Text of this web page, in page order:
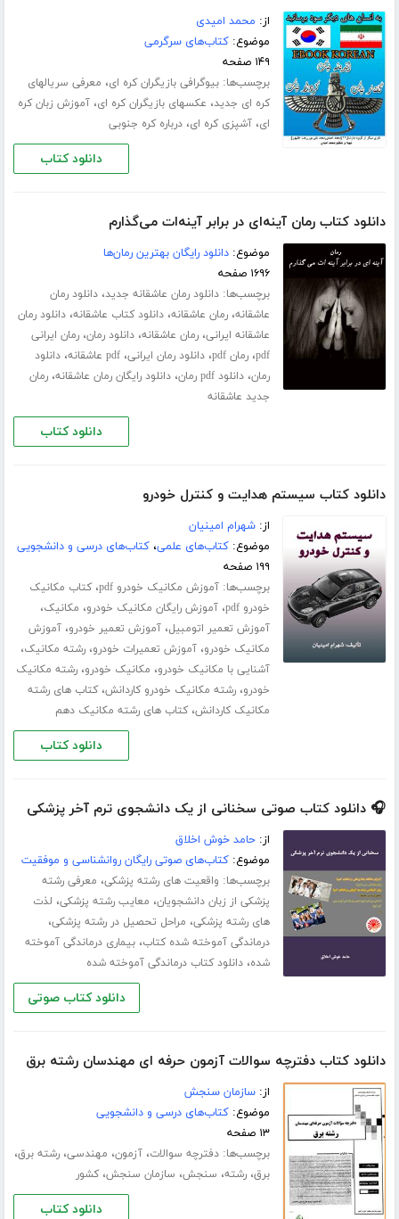
از: محمد امیدی
موضوع:کتاب‌های سرگرمی
۱۴۹ صفحه
برچسب‌ها:بیوگرافی بازیگران کره ای، معرفی سریالهای
کره ای جدید، عکسهای بازیگران کره ای،آموزش زبان کره
ای،آشپزی کره ای،درباره کره جنوبی
دانلود کتاب
دانلود کتاب رمان آینه‌ای در برابر آینه‌ات می‌گذارم
موضوع:دانلود رایگان بهترین رمان‌ها
۱۶۹۶ صفحه
برچسب‌ها:دانلود رمان عاشقانه جدید،دانلود رمان
عاشقانه،رمان عاشقانه،دانلود کتاب عاشقانه،دانلود رمان
عاشقانه ایرانی،رمان عاشقانه،دانلود رمان،رمان ایرانی
pdf،رمان pdf ،دانلود رمان ایرانی،pdf عاشقانه ،دانلود
رمان،دانلود pdf رمان ،دانلود رایگان رمان عاشقانه،رمان
جدید عاشقانه
دانلود کتاب
دانلود کتاب سیستم هدایت و کنترل خودرو
از:شهرام امینیان
موضوع:کتاب‌های علمی،کتاب‌های درسی و دانشجویی
۱۹۹ صفحه
برچسب‌ها:آموزش مکانیک خودرو pdf ،کتاب مکانیک
خودرو pdf
،آموزش رایگان مکانیک خودرو، مکانیک،
آموزش تعمیر اتومبیل،آموزش تعمیر خودرو،آموزش
مکانیک خودرو،آموزش تعمیرات خودرو،رشته مکانیک،
آشنایی با مکانیک خودرو، مکانیک خودرو،رشته مکانیک
خودرو،رشته مکانیک خودرو کاردانش،کتاب های رشته
مکانیک کاردانش،کتاب های رشته مکانیک دهم
دانلود کتاب
🎧 دانلود کتاب صوتی سخنانی از یک دانشجوی ترم آخر پزشکی
از:حامد خوش اخلاق
موضوع:کتاب‌های صوتی رایگان روانشناسی و موفقیت
برچسب‌ها: واقعیت های رشته پزشکی، معرفی رشته
پزشکی از زبان دانشجویان، معایب رشته پزشکی، لذت
های رشته پزشکی، مراحل تحصیل در رشته پزشکی،
درماندگی آموخته شده کتاب،بیماری درماندگی آموخته
شده،دانلود کتاب درماندگی آموخته شده
دانلود کتاب صوتی
دانلود کتاب دفترچه سوالات آزمون حرفه ای مهندسان رشته برق
از:سازمان سنجش
موضوع:کتاب‌های درسی و دانشجویی
۱۳ صفحه
برچسب‌ها:دفترچه سوالات،آزمون، مهندسی،رشته برق،
برق،رشته، سنجش، سازمان سنجش،کشور
دانلود کتاب